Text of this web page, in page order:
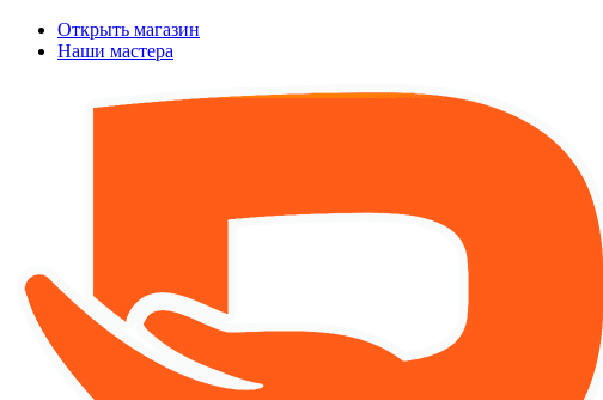
Открыть магазин
Наши мастера